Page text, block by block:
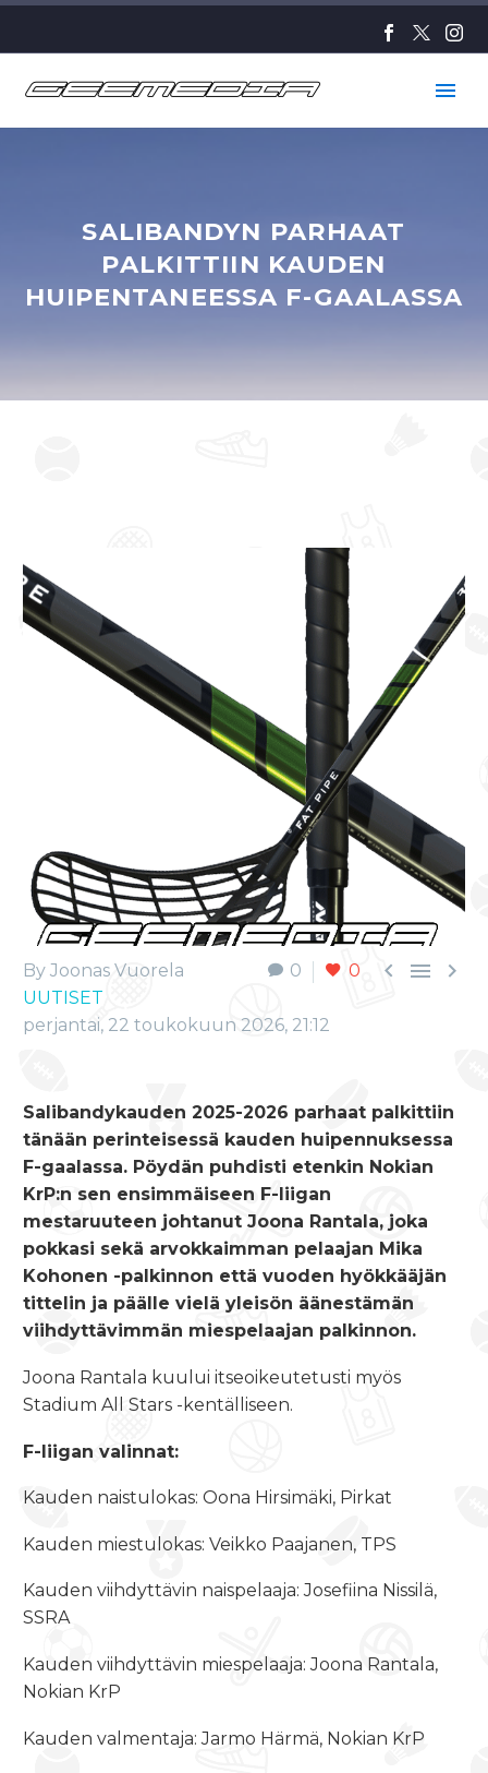
SALIBANDYN PARHAAT
PALKITTIIN KAUDEN
HUIPENTANEESSA F-GAALASSA
0 0   
By Joonas Vuorela
UUTISET
perjantai, 22 toukokuun 2026, 21:12
Salibandykauden 2025-2026 parhaat palkittiin
tänään perinteisessä kauden huipennuksessa
F-gaalassa. Pöydän puhdisti etenkin Nokian
KrP:n sen ensimmäiseen F-liigan
mestaruuteen johtanut Joona Rantala, joka
pokkasi sekä arvokkaimman pelaajan Mika
Kohonen -palkinnon että vuoden hyökkääjän
tittelin ja päälle vielä yleisön äänestämän
viihdyttävimmän miespelaajan palkinnon.
Joona Rantala kuului itseoikeutetusti myös
Stadium All Stars -kentälliseen.
F-liigan valinnat:
Kauden naistulokas: Oona Hirsimäki, Pirkat
Kauden miestulokas: Veikko Paajanen, TPS
Kauden viihdyttävin naispelaaja: Josefiina Nissilä,
SSRA
Kauden viihdyttävin miespelaaja: Joona Rantala,
Nokian KrP
Kauden valmentaja: Jarmo Härmä, Nokian KrP